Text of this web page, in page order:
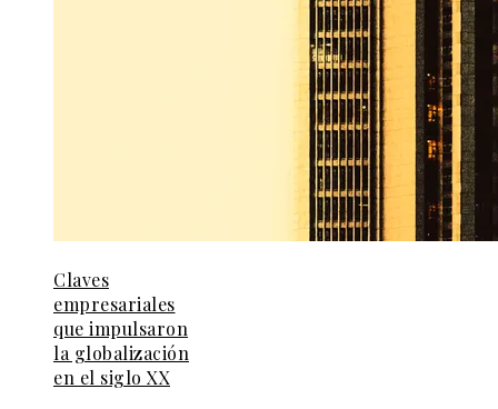
Claves
empresariales
que impulsaron
la globalización
en el siglo XX